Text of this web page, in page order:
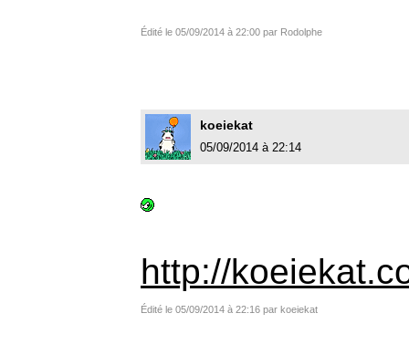
Édité le 05/09/2014 à 22:00 par Rodolphe
koeiekat
05/09/2014 à 22:14
http://
Édité le 05/09/2014 à 22:16 par koeiekat